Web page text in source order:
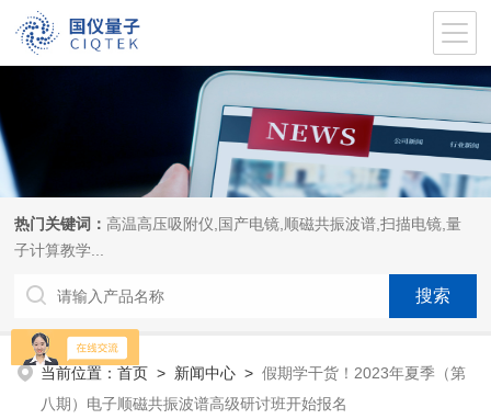
热门关键词： 高温高压吸附仪,国产电镜,顺磁共振波谱,扫描电镜,量
子计算教学...
当前位置：首页 > 新闻中心 >假期学干货！2023年夏季（第
八期）电子顺磁共振波谱高级研讨班开始报名